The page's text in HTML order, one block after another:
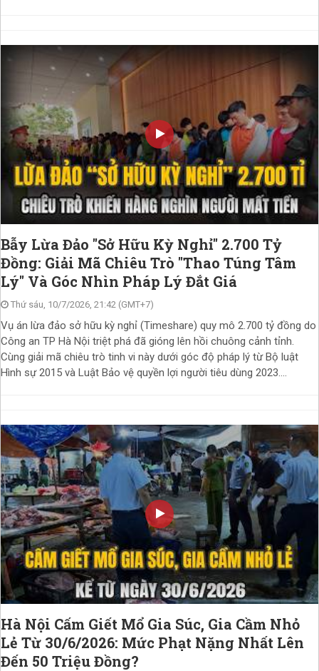
Bẫy Lừa Đảo "Sở Hữu Kỳ Nghỉ" 2.700 Tỷ
Đồng: Giải Mã Chiêu Trò "Thao Túng Tâm
Lý" Và Góc Nhìn Pháp Lý Đắt Giá
Thứ sáu, 10/7/2026, 21:42 (GMT+7)
Vụ án lừa đảo sở hữu kỳ nghỉ (Timeshare) quy mô 2.700 tỷ đồng do
Công an TP Hà Nội triệt phá đã gióng lên hồi chuông cảnh tỉnh.
Cùng giải mã chiêu trò tinh vi này dưới góc độ pháp lý từ Bộ luật
Hình sự 2015 và Luật Bảo vệ quyền lợi người tiêu dùng 2023....
Hà Nội Cấm Giết Mổ Gia Súc, Gia Cầm Nhỏ
Lẻ Từ 30/6/2026: Mức Phạt Nặng Nhất Lên
Đến 50 Triệu Đồng?